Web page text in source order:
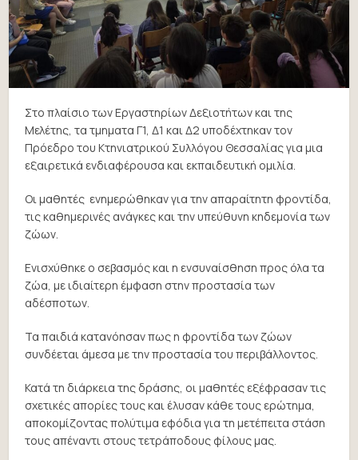
Στο πλαίσιο των Εργαστηρίων Δεξιοτήτων και της
Μελέτης, τα τμηματα Γ1, Δ1 και Δ2 υποδέχτηκαν τον
Πρόεδρο του Κτηνιατρικού Συλλόγου Θεσσαλίας για μια
εξαιρετικά ενδιαφέρουσα και εκπαιδευτική ομιλία.
Οι μαθητές ενημερώθηκαν για την απαραίτητη φροντίδα,
τις καθημερινές ανάγκες και την υπεύθυνη κηδεμονία των
ζώων.
Ενισχύθηκε ο σεβασμός και η ενσυναίσθηση προς όλα τα
ζώα, με ιδιαίτερη έμφαση στην προστασία των
αδέσποτων.
Τα παιδιά κατανόησαν πως η φροντίδα των ζώων
συνδέεται άμεσα με την προστασία του περιβάλλοντος.
Κατά τη διάρκεια της δράσης, οι μαθητές εξέφρασαν τις
σχετικές απορίες τους και έλυσαν κάθε τους ερώτημα,
αποκομίζοντας πολύτιμα εφόδια για τη μετέπειτα στάση
τους απέναντι στους τετράποδους φίλους μας.